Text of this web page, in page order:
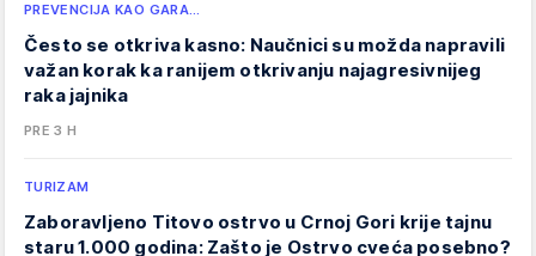
PREVENCIJA KAO GARA…
Često se otkriva kasno: Naučnici su možda napravili
važan korak ka ranijem otkrivanju najagresivnijeg
raka jajnika
PRE 3 H
TURIZAM
Zaboravljeno Titovo ostrvo u Crnoj Gori krije tajnu
staru 1.000 godina: Zašto je Ostrvo cveća posebno?